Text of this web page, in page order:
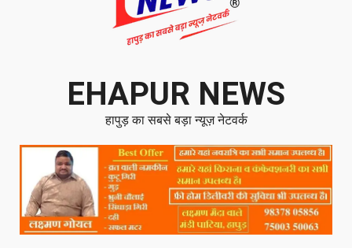
EHAPUR NEWS
हापुड़ का सबसे बड़ा न्यूज़ नेटवर्क